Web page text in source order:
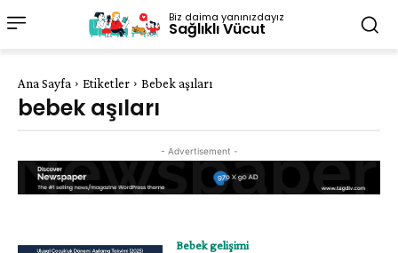
Biz daima yanınızdayız
Sağlıklı Vücut
Ana Sayfa Etiketler Bebek aşıları
bebek aşıları
- Advertisement -
Bebek gelişimi